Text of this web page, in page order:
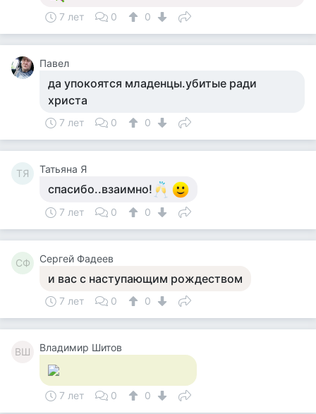
7 лет 0 0
Павел
да упокоятся младенцы.убитые ради
христа
7 лет 0 0
ТЯ Татьяна Я
спасибо..взаимно!
7 лет 0 0
СФ Сергей Фадеев
и вас с наступающим рождеством
7 лет 0 0
ВШ Владимир Шитов
7 лет 0 0